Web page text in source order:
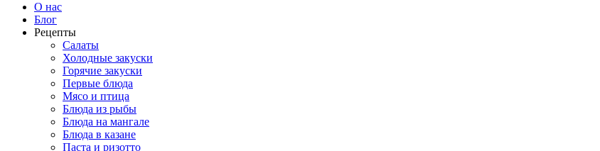
О нас
Блог
Рецепты
Салаты
Холодные закуски
Горячие закуски
Первые блюда
Мясо и птица
Блюда из рыбы
Блюда на мангале
Блюда в казане
Паста и ризотто